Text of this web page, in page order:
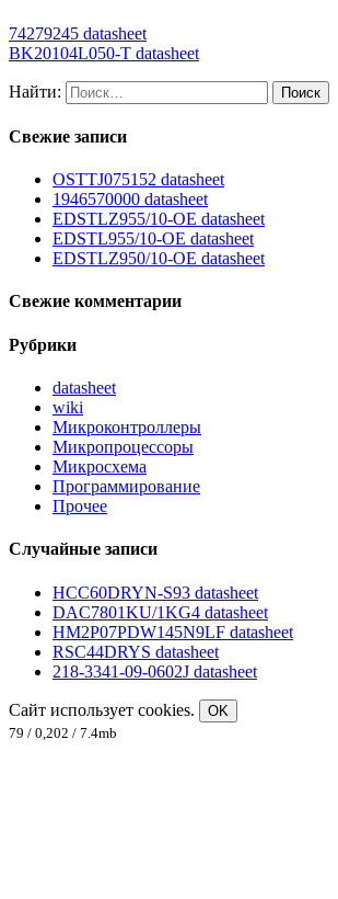
74279245 datasheet
BK20104L050-T datasheet
Найти:
Свежие записи
OSTTJ075152 datasheet
1946570000 datasheet
EDSTLZ955/10-OE datasheet
EDSTL955/10-OE datasheet
EDSTLZ950/10-OE datasheet
Свежие комментарии
Рубрики
datasheet
wiki
Микроконтроллеры
Микропроцессоры
Микросхема
Программирование
Прочее
Случайные записи
HCC60DRYN-S93 datasheet
DAC7801KU/1KG4 datasheet
HM2P07PDW145N9LF datasheet
RSC44DRYS datasheet
218-3341-09-0602J datasheet
Сайт использует cookies.
OK
79 / 0,202 / 7.4mb